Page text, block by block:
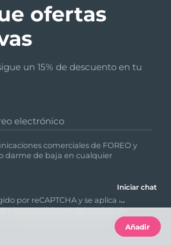
ofertas
un 15% de descuento en tu
electrónico
comerciales de FOREO y
darme de baja en cualquier
por reCAPTCHA y se aplica la
ylas Condiciones del serviciode
Iniciar chat
Añadir